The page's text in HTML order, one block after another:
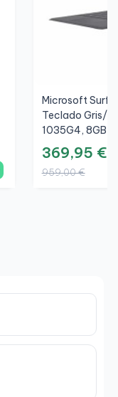
Microsoft
Teclado Gris/
1035G4, 8GB,
369,95 €
959,00 €